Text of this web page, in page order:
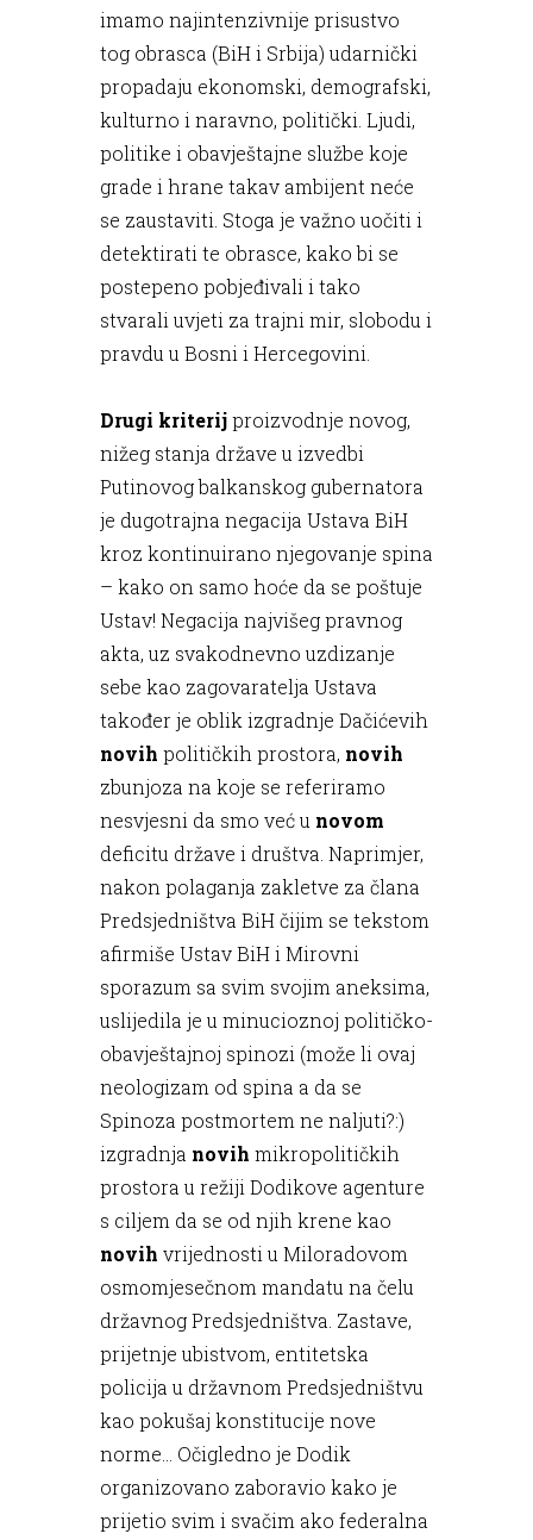
imamo najintenzivnije prisustvo
tog obrasca (BiH i Srbija) udarnički
propadaju ekonomski, demografski,
kulturno i naravno, politički. Ljudi,
politike i obavještajne službe koje
grade i hrane takav ambijent neće
se zaustaviti. Stoga je važno uočiti i
detektirati te obrasce, kako bi se
postepeno pobjeđivali i tako
stvarali uvjeti za trajni mir, slobodu i
pravdu u Bosni i Hercegovini.
Drugi kriterijproizvodnje novog,
nižeg stanja države u izvedbi
Putinovog balkanskog gubernatora
je dugotrajna negacija Ustava BiH
kroz kontinuirano njegovanje spina
– kako on samo hoće da se poštuje
Ustav! Negacija najvišeg pravnog
akta, uz svakodnevno uzdizanje
sebe kao zagovaratelja Ustava
također je oblik izgradnje Dačićevih
novih političkih prostora, novih
zbunjoza na koje se referiramo
nesvjesni da smo već u novom
deficitu države i društva. Naprimjer,
nakon polaganja zakletve za člana
Predsjedništva BiH čijim se tekstom
afirmiše Ustav BiH i Mirovni
sporazum sa svim svojim aneksima,
uslijedila je u minucioznoj političko-
obavještajnoj spinozi (može li ovaj
neologizam od spina a da se
Spinoza postmortem ne naljuti?:)
izgradnja novih mikropolitičkih
prostora u režiji Dodikove agenture
s ciljem da se od njih krene kao
novih vrijednosti u Miloradovom
osmomjesečnom mandatu na čelu
državnog Predsjedništva. Zastave,
prijetnje ubistvom, entitetska
policija u državnom Predsjedništvu
kao pokušaj konstitucije nove
norme… Očigledno je Dodik
organizovano zaboravio kako je
prijetio svim i svačim ako federalna